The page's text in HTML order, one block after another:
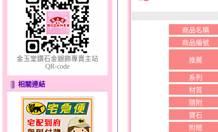
愛情邱比特～金銀鋼套鍊
金玉堂鑽石金銀飾專賣主站
QR-code
相關連結
商品名稱
商品編號
推薦
系列
材質
隨附
寶石
附贈